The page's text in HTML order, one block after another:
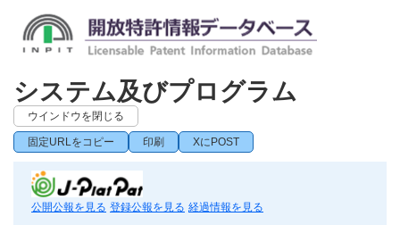
システム及びプログラム
ウインドウを閉じる
固定URLをコピー 印刷 XにPOST
公開公報を見る 登録公報を見る 経過情報を見る